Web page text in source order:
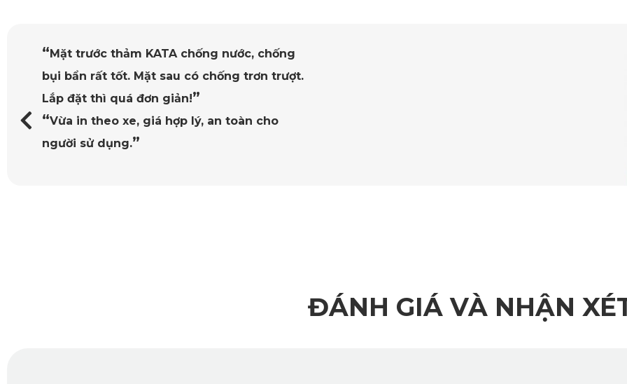
“ Mặt trước thảm KATA chống nước, chống
bụi bẩn rất tốt. Mặt sau có chống trơn trượt.
Lắp đặt thì quá đơn giản!”
“Vừa in theo xe, giá hợp lý, an toàn cho
người sử dụng.”
ĐÁNH GIÁ VÀ NHẬN